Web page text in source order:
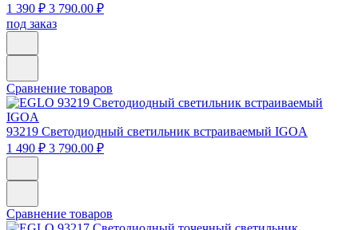
1 390 ₽ 3 790.00 ₽
под заказ
Сравнение товаров
93219 Светодиодный светильник встраиваемый IGOA
1 490 ₽ 3 790.00 ₽
Сравнение товаров